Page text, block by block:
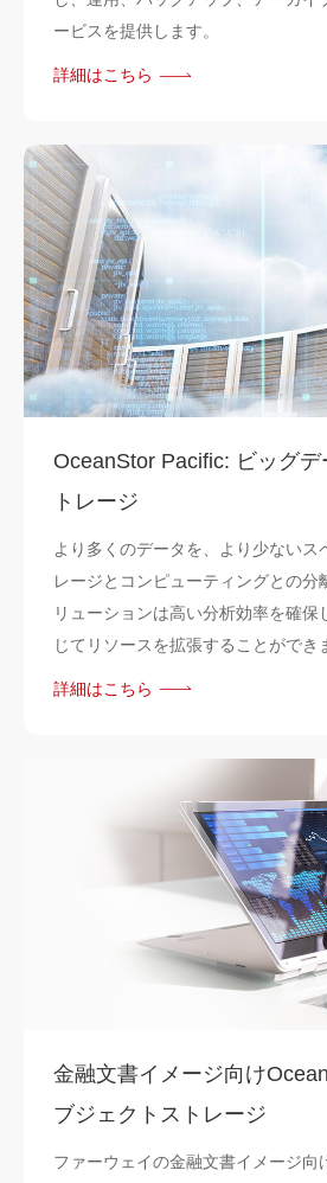
ービスを提供します。
詳細はこちら
OceanStor Pacific: ビッグデ
トレージ
より多くのデータを、より少ないス
レージとコンピューティングとの分
リューションは高い分析効率を確保
じてリソースを拡張することができ
詳細はこちら
金融文書イメージ向け
ブジェクトストレージ
ファーウェイの金融文書イメージ向